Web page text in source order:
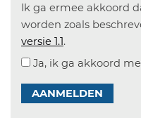
Ik ga ermee akkoord
worden zoals
versie 1.1.
Ja, ik ga akkoord
AANMELDEN